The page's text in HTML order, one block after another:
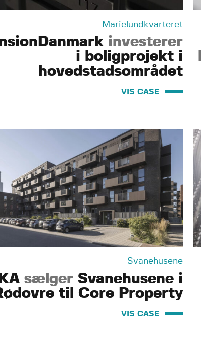
Marielundkvarteret
investerer
i boligprojekt i
hovedstadsområdet
VIS CASE
Svanehusene
sælger Svanehusene i
til Core Property
VIS CASE